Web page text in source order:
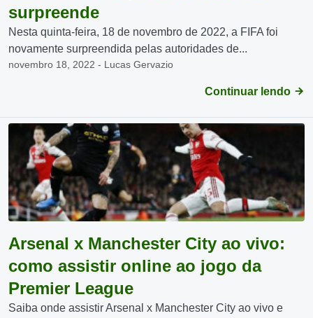
surpreende
Nesta quinta-feira, 18 de novembro de 2022, a FIFA foi
novamente surpreendida pelas autoridades de...
novembro 18, 2022 - Lucas Gervazio
Continuar lendo
Arsenal x Manchester City ao vivo:
como assistir online ao jogo da
Premier League
Saiba onde assistir Arsenal x Manchester City ao vivo e